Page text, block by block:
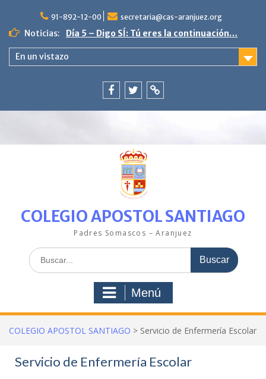
contenido
91-892-12-00 secretaria@cas-aranjuez.org
Noticias:
Día 5 – Digo SÍ: Tú eres la continuación…
4ª semana «La escama brillante en
PequeCas»
3ª semana en PequeCas «Un mar de
colores»
Última semana con nuestro pez Arcoíris.
En un vistazo
COLEGIO APOSTOL SANTIAGO
Padres Somascos – Aranjuez
Buscar:
Menú
COLEGIO APOSTOL SANTIAGO > Servicio de Enfermería Escolar
Servicio de Enfermería Escolar